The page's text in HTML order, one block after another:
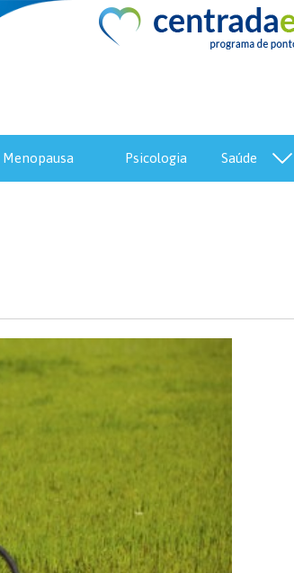
menopausa psicologia saúde